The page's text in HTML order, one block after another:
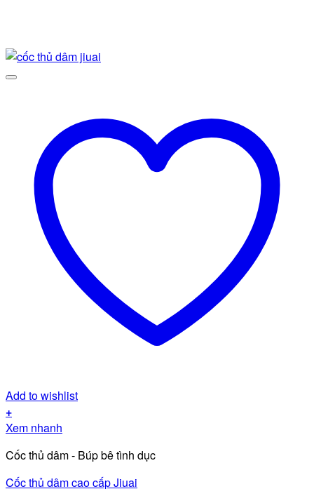
Add to wishlist
+
Xem nhanh
Cốc thủ dâm - Búp bê tình dục
Cốc thủ dâm cao cấp Jiuai